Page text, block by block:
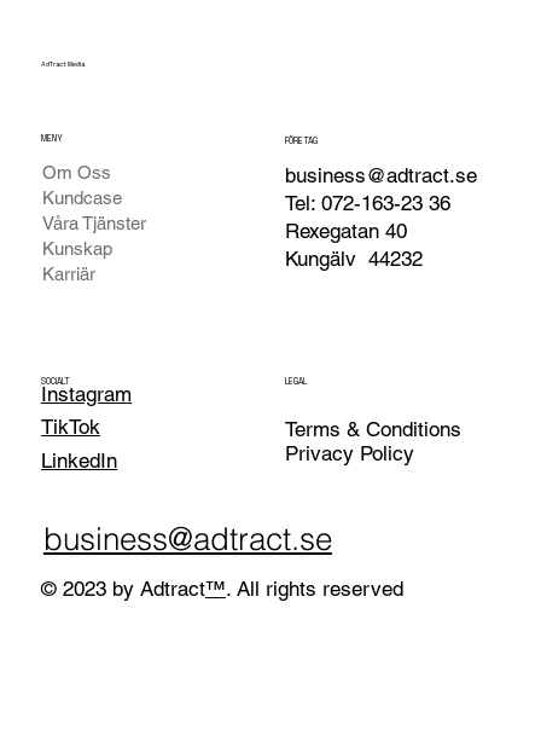
AdTract Media
MENY
Om Oss
Kundcase
Våra Tjänster
Kunskap
Karriär
LEGAL
Terms & Conditions
Privacy Policy
SOCIALT
Instagram
TikTok
LinkedIn
FÖRETAG
business@adtract.se
Tel: 072-163-23 36
Rexegatan 40
Kungälv 44232
business@adtract.se
© 2023 by Adtract™. All rights reserved